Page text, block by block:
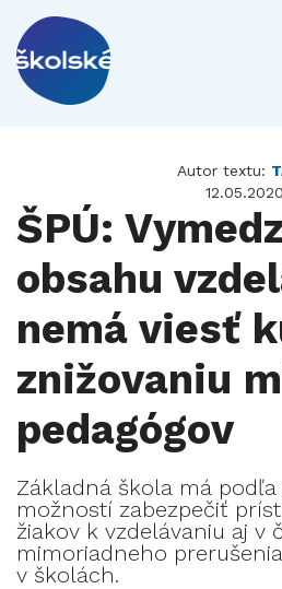
Autor textu:
12.05.2020
ŠPÚ:
obsahu
nemá viesť
znižovaniu
pedagógov
Základná škola má
možností zabezpečiť
žiakov k vzdelávaniu aj v
mimoriadneho
v školách.